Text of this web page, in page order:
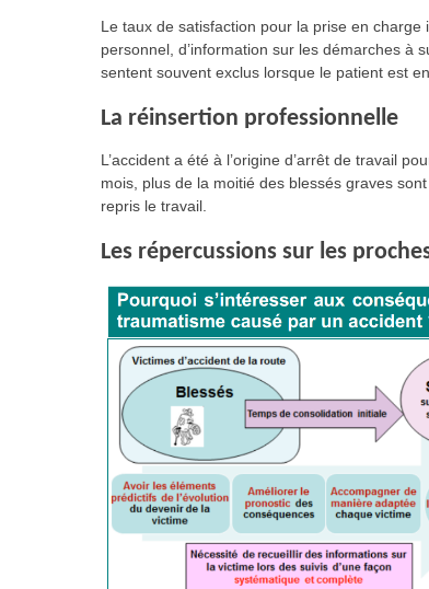
Le taux de satisfaction pour la prise en
personnel, d’information sur les démarches à
sentent souvent exclus lorsque le patient est
La réinsertion professionnelle
L’accident a été à l’origine d’arrêt de travail
mois, plus de la moitié des blessés graves
repris le travail.
Les répercussions sur les